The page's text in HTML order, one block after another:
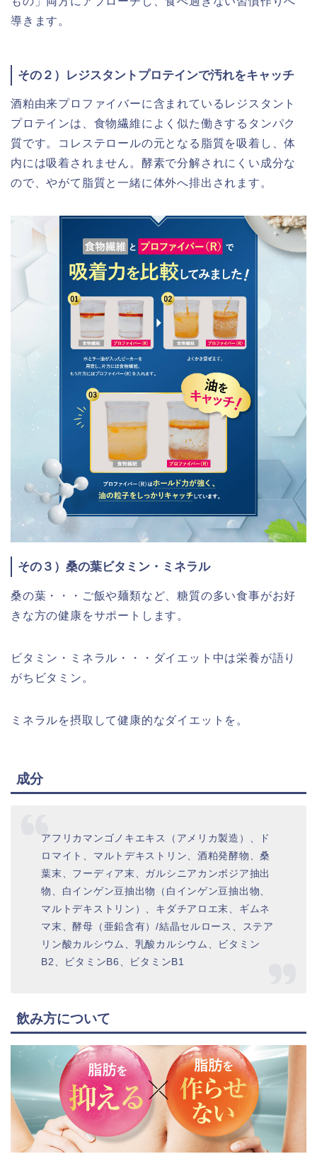
導きます。
その２）レジスタントプロテインで汚れをキャッチ
酒粕由来プロファイバーに含まれているレジスタント
プロテインは、食物繊維によく似た働きするタンパク
質です。コレステロールの元となる脂質を吸着し、体
内には吸着されません。酵素で分解されにくい成分な
ので、やがて脂質と一緒に体外へ排出されます。
その３）桑の葉ビタミン・ミネラル
桑の葉・・・ご飯や麺類など、糖質の多い食事がお好
きな方の健康をサポートします。
ビタミン・ミネラル・・・ダイエット中は栄養が語り
がちビタミン。
ミネラルを摂取して健康的なダイエットを。
成分
アフリカマンゴノキエキス（アメリカ製造）、ド
ロマイト、マルトデキストリン、酒粕発酵物、桑
葉末、フーディア末、ガルシニアカンボジア抽出
物、白インゲン豆抽出物（白インゲン豆抽出物、
マルトデキストリン）、キダチアロエ末、ギムネ
マ末、酵母（亜鉛含有）/結晶セルロース、ステア
リン酸カルシウム、乳酸カルシウム、ビタミン
B2、ビタミンB6、ビタミンB1
飲み方について